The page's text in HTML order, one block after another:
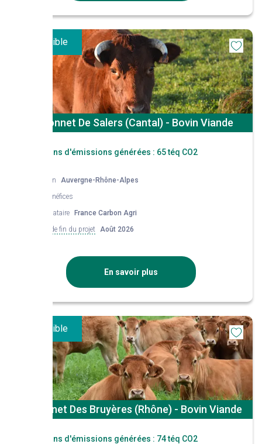
Disponible
St Bonnet De Salers (Cantal) - Bovin Viande
Réductions d'émissions générées : 65 téq CO2
Région
Auvergne-Rhône-Alpes
Co-bénéfices
Mandataire
France Carbon Agri
Date de fin du projet Août 2026
En savoir plus
Disponible
St Bonnet Des Bruyères (Rhône) - Bovin Viande
Réductions d'émissions générées : 74 téq CO2